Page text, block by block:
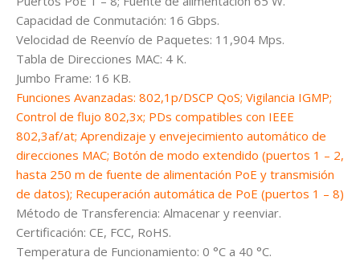
Capacidad de Conmutación: 16 Gbps.
Velocidad de Reenvío de Paquetes: 11,904 Mps.
Tabla de Direcciones MAC: 4 K.
Jumbo Frame: 16 KB.
Funciones Avanzadas: 802,1p/DSCP QoS; Vigilancia IGMP;
Control de flujo 802,3x; PDs compatibles con IEEE
802,3af/at; Aprendizaje y envejecimiento automático de
direcciones MAC; Botón de modo extendido (puertos 1 – 2,
hasta 250 m de fuente de alimentación PoE y transmisión
de datos); Recuperación automática de PoE (puertos 1 – 8)
Método de Transferencia: Almacenar y reenviar.
Certificación: CE, FCC, RoHS.
Temperatura de Funcionamiento: 0 °C a 40 °C.